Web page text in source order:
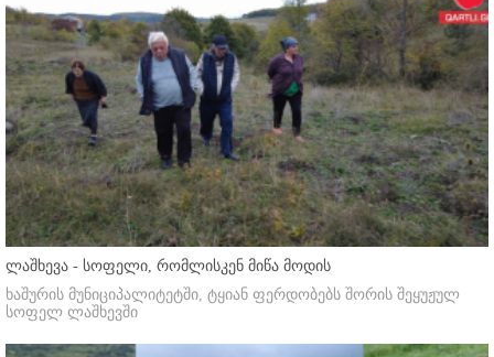
ლაშხევა - სოფელი, რომლისკენ მიწა მოდის
ხაშურის მუნიციპალიტეტში, ტყიან ფერდობებს შორის შეყუჟულ
სოფელ ლაშხევში